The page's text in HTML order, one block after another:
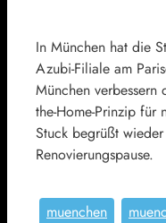
In München hat die
Azubi-Filiale am
München verbessern
the-Home-Prinzip für
Stuck begrüßt
Renovierungspause.
muenchen